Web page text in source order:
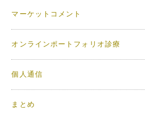
マーケットコメント
オンラインポートフォリオ診療
個人通信
まとめ